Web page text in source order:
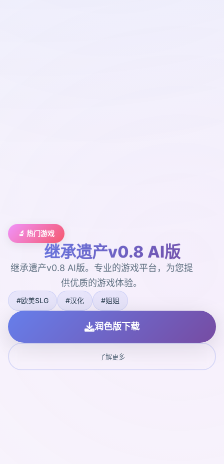
🔬 热门游戏
继承遗产v0.8 AI版
继承遗产v0.8 AI版。专业的游戏平台，为您提
供优质的游戏体验。
#欧美SLG #汉化 #姐姐
润色版下载
了解更多